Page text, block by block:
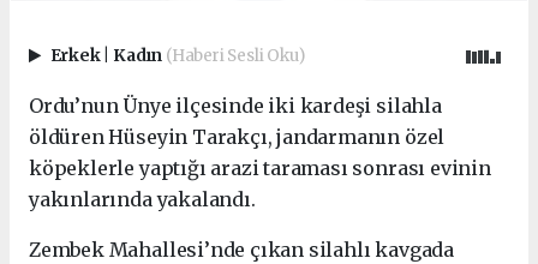
Erkek Kadın (Haberi Sesli Oku)
Ordu’nun Ünye ilçesinde iki kardeşi silahla
öldüren Hüseyin Tarakçı, jandarmanın özel
köpeklerle yaptığı arazi taraması sonrası evinin
yakınlarında yakalandı.
Zembek Mahallesi’nde çıkan silahlı kavgada